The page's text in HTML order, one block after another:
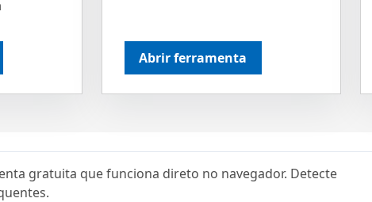
Abrir ferramenta
gratuita que funciona direto no navegador. Detecte